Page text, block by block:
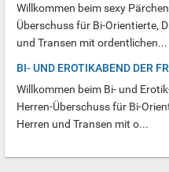
Willkommen beim sexy
Überschuss für Bi-Orientierte,
und Transen mit ordentlichen...
BI- UND EROTIKABEND DER
Willkommen beim Bi- und
Herren-Überschuss für Bi-
Herren und Transen mit o...